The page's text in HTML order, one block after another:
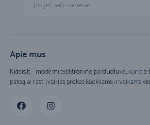
Apie mus
Kiddis.lt – moderni elektroninė parduotuvė, kurioje
patogiai rasti įvairias prekes kūdikiams ir vaikams